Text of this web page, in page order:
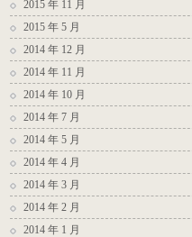
2015 年 11 月
2015 年 5 月
2014 年 12 月
2014 年 11 月
2014 年 10 月
2014 年 7 月
2014 年 5 月
2014 年 4 月
2014 年 3 月
2014 年 2 月
2014 年 1 月